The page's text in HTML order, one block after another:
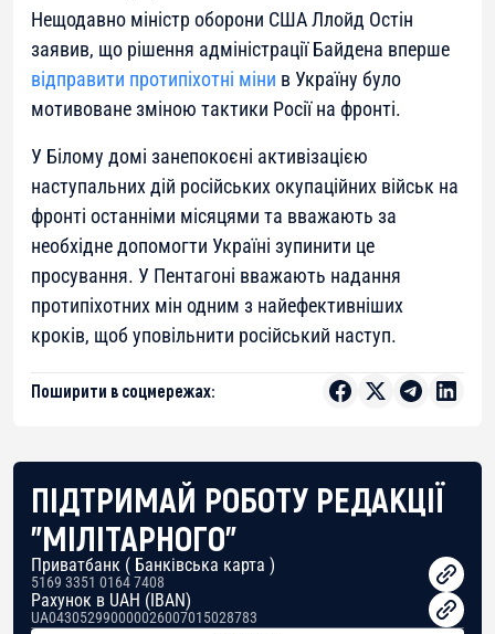
Нещодавно міністр оборони США Ллойд Остін
заявив, що рішення адміністрації Байдена вперше
відправити протипіхотні міни в Україну було
мотивоване зміною тактики Росії на фронті.
У Білому домі занепокоєні активізацією
наступальних дій російських окупаційних військ на
фронті останніми місяцями та вважають за
необхідне допомогти Україні зупинити це
просування. У Пентагоні вважають надання
протипіхотних мін одним з найефективніших
кроків, щоб уповільнити російський наступ.
Поширити в соцмережах:
ПІДТРИМАЙ РОБОТУ РЕДАКЦІЇ
"МІЛІТАРНОГО"
Приватбанк ( Банківська карта )
5169 3351 0164 7408
Рахунок в UAH (IBAN)
UA043052990000026007015028783